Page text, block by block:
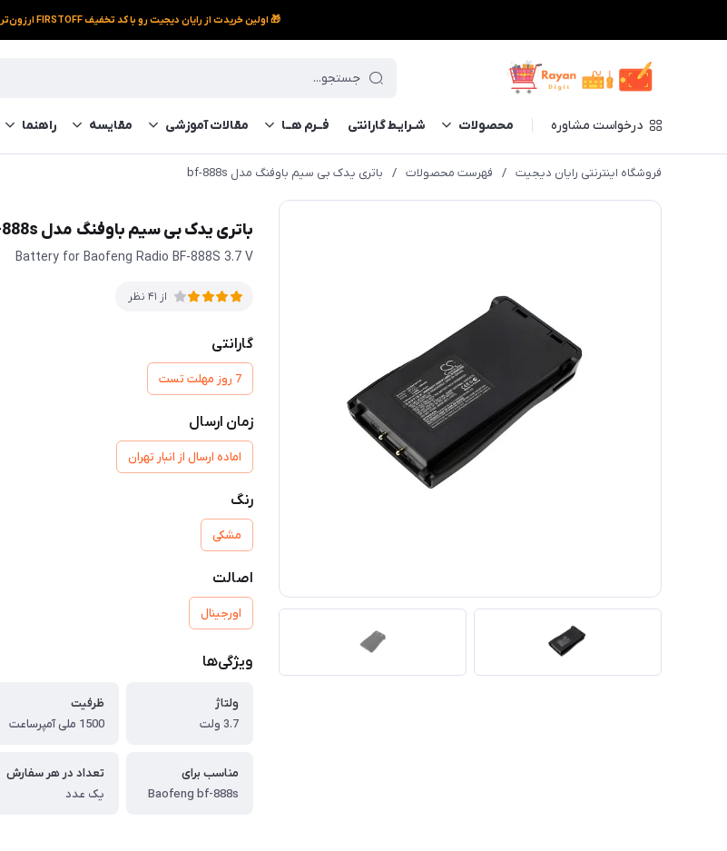
🎁 اولین خریدت از رایان دیجیت رو با کد تخفیف FIRSTOFF ارزون‌تر انجام بده.
درخواست مشاوره محصولات شـرایـط گارانتی فــرم‌ هــا مقالات آموزشی مقایسه راهنما
فروشگاه اینترنتی رایان دیجیت / فهرست محصولات / باتری یدک بی سیم باوفنگ مدل bf-888s
باتری یدک بی سیم باوفنگ مدل bf-888s
Battery for Baofeng Radio BF-888S 3.7 V
از 41 نظر
گارانتی
7 روز مهلت تست
زمان ارسال
اماده ارسال از انبار تهران
رنگ
مشکی
اصالت
اورجینال
ویژگی‌ها
ولتاژ
3.7 ولت
ظرفیت
1500 ملی آمپرساعت
مناسب برای
Baofeng bf-888s
تعداد در هر سفارش
یک عدد